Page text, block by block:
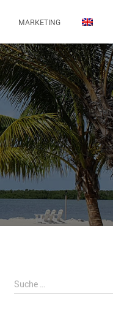
MARKETING
Suche …